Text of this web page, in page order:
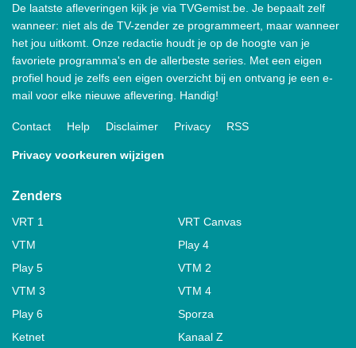
De laatste afleveringen kijk je via TVGemist.be. Je bepaalt zelf
wanneer: niet als de TV-zender ze programmeert, maar wanneer
het jou uitkomt. Onze redactie houdt je op de hoogte van je
favoriete programma's en de allerbeste series. Met een eigen
profiel houd je zelfs een eigen overzicht bij en ontvang je een e-
mail voor elke nieuwe aflevering. Handig!
Contact Help Disclaimer Privacy RSS
Privacy voorkeuren wijzigen
Zenders
VRT 1
VRT Canvas
VTM
Play 4
Play 5
VTM 2
VTM 3
VTM 4
Play 6
Sporza
Ketnet
Kanaal Z